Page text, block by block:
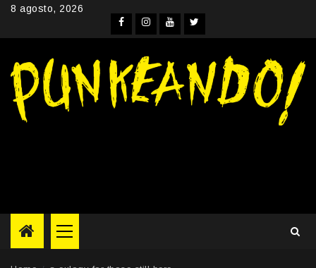
Skip8 agosto, 2026
Facebook
Instagram
YouTube
Twitter
Primary
Menu